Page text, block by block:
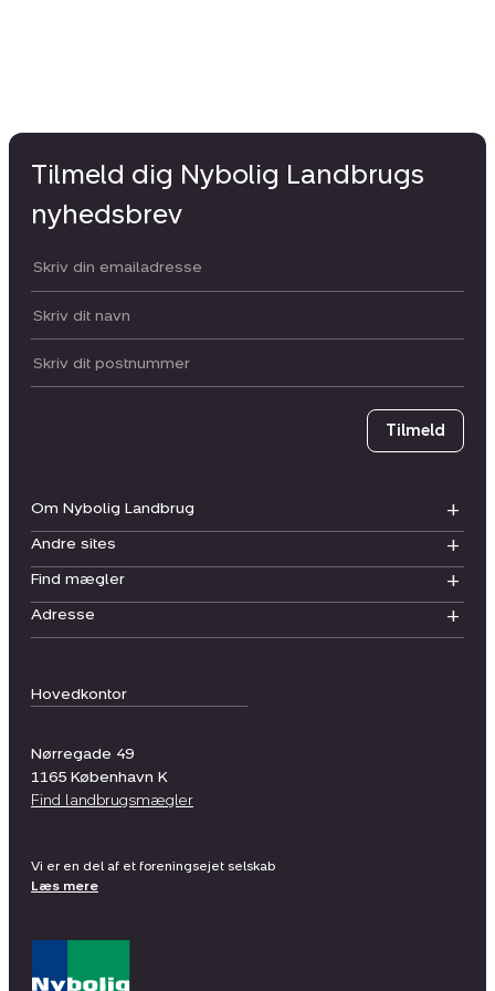
Hovedkontor
Nørregade 49
1165 København K
Find landbrugsmægler
Om Nybolig Landbrug
Andre sites
Find mægler
Adresse
Tilmeld dig Nybolig Landbrugs
nyhedsbrev
Din email:
Dit navn:
Postnummer
Tilmeld
Vi er en del af et foreningsejet selskab
Læs mere